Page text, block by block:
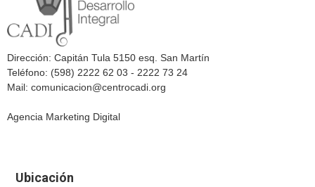
Dirección: Capitán Tula 5150 esq. San Martín
Teléfono: (598) 2222 62 03 - 2222 73 24
Mail: comunicacion@centrocadi.org
Agencia Marketing Digital
Ubicación